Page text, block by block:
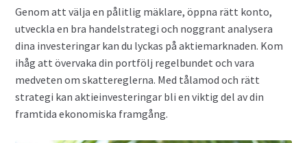
Investera i snabblåneföretag
Investera i syndaktier
Investera i syndfonder
ISK (Investeringssparkonto)
Genom att välja en pålitlig mäklare, öppna rätt konto,
utveckla en bra handelstrategi och noggrant analysera
dina investeringar kan du lyckas på aktiemarknaden. Kom
ihåg att övervaka din portfölj regelbundet och vara
medveten om skattereglerna. Med tålamod och rätt
strategi kan aktieinvesteringar bli en viktig del av din
framtida ekonomiska framgång.